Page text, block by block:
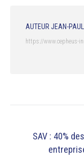
AUTEUR JEAN-
https://www.cepheus-
SAV : 40%